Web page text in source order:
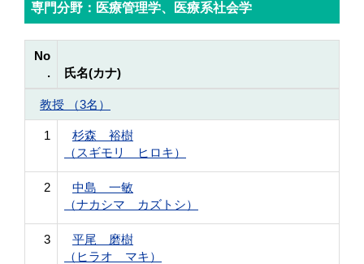
専門分野：医療管理学、医療系社会学
No
.
氏名(カナ)
教授 （3名）
1
杉森 裕樹
（スギモリ ヒロキ）
2
中島 一敏
（ナカシマ カズトシ）
3
平尾 磨樹
（ヒラオ マキ）